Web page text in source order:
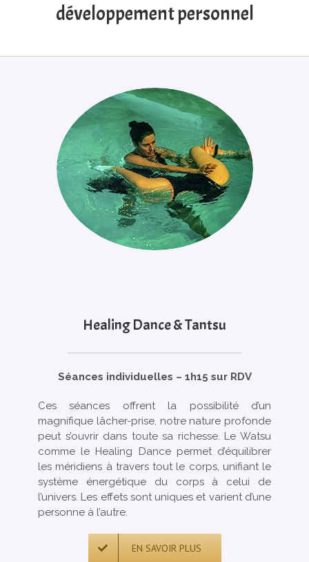
développement personnel
Healing Dance & Tantsu
Séances individuelles – 1h15 sur RDV
Ces séances offrent la possibilité d’un
magnifique lâcher-prise, notre nature profonde
peut s’ouvrir dans toute sa richesse. Le Watsu
comme le Healing Dance permet d’équilibrer
les méridiens à travers tout le corps, unifiant le
système énergétique du corps à celui de
l’univers. Les effets sont uniques et varient d’une
personne à l’autre.
EN SAVOIR PLUS